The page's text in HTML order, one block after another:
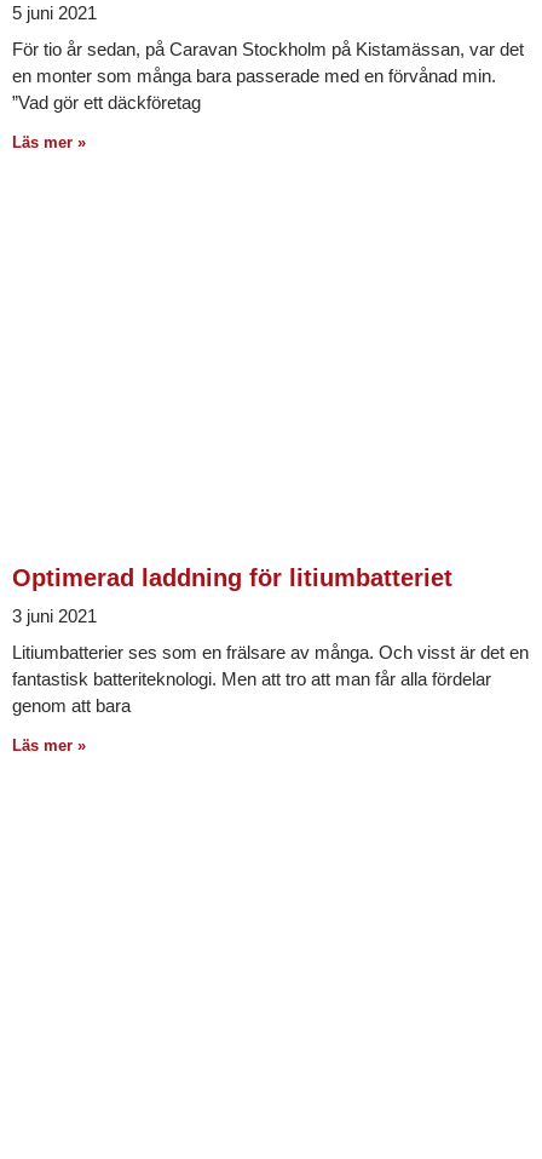
5 juni 2021
För tio år sedan, på Caravan Stockholm på Kistamässan, var det
en monter som många bara passerade med en förvånad min.
”Vad gör ett däckföretag
Läs mer »
Optimerad laddning för litiumbatteriet
3 juni 2021
Litiumbatterier ses som en frälsare av många. Och visst är det en
fantastisk batteriteknologi. Men att tro att man får alla fördelar
genom att bara
Läs mer »